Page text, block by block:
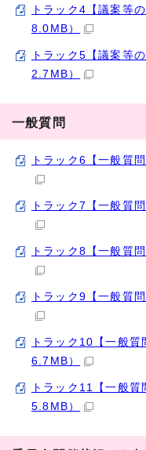
トラック4【議案等
8.0MB）
トラック5【議案等
2.7MB）
一般質問
トラック6【一般質
トラック7【一般質
トラック8【一般質
トラック9【一般質
トラック10【一般
6.7MB）
トラック11【一般
5.8MB）